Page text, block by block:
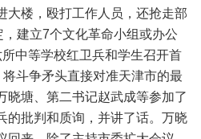
大楼，殴打工作人员，还抢走部
建立7个文化革命小组或办公
中等学校红卫兵和学生召开首
将斗争矛头直接对准天津市的最
晓塘、第二书记赵武成等参加了
的批判和质询，并讲了话。万晓